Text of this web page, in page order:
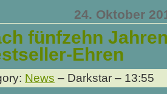
24. Oktober
fünfzehn
Ehren
News – Darkstar – 13:55